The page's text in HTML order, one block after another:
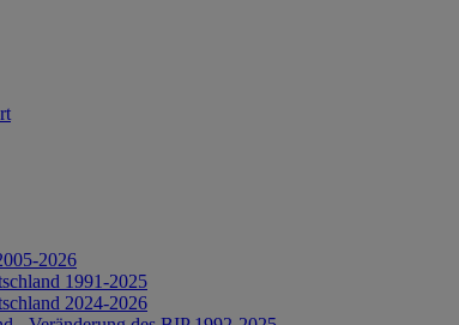
2026
1991-2025
2024-2026